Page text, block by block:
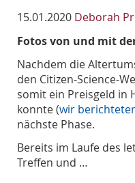
15.01.2020 Deborah
Fotos von und mit
Nachdem die
den Citizen-Science-
somit ein Preisgeld in
konnte (wir
nächste Phase.
Bereits im Laufe des
Treffen und …